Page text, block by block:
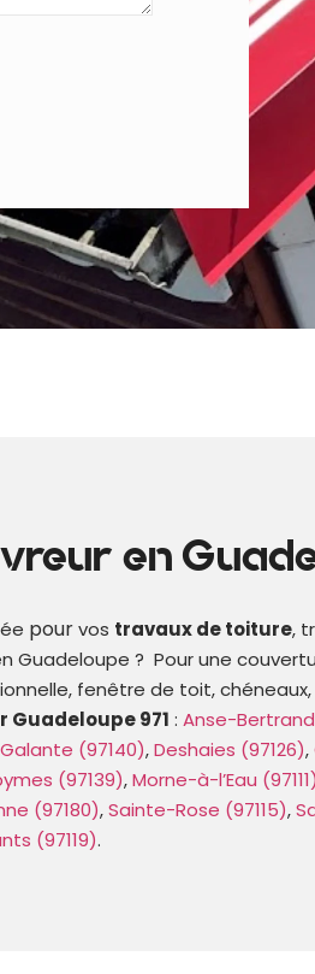
en
pourvos travaux de toiture,
Guadeloupe ? Pour une
fenêtre de toit,
Guadeloupe 971 : Anse-Bertrand
(97140),Deshaies (97126),
(97139),Morne-à-l’Eau (97111)
(97180),Sainte-Rose (97115),
(97119).